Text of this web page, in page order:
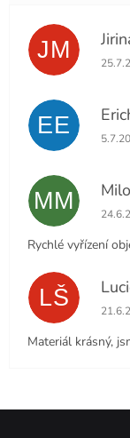
JM
EE
MM
Rychlé vyřízení
LŠ
Materiál krásný,
Z